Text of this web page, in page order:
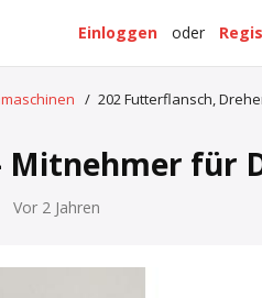
oder
Einloggen
/ 202 Futterflansch,
Mitnehmer für
Vor 2 Jahren